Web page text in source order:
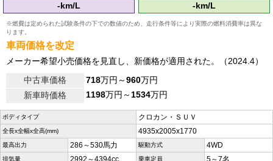
-km/L -km/L
※燃費は定められた試験条件の下での数値のため、走行条件等により実際の燃料消費率は異な
ります。
車両価格を改定
メーカー希望小売価格を見直し、新価格が適用された。（2024.4）
中古車価格
718万円～960万円
新車時価格
1198万円～1534万円
ボディタイプ クロカン・ＳＵＶ
全長x全幅x全高(mm) 4935x2005x1770
最高出力 286～530馬力 駆動方式 4WD
排気量 乗車定員